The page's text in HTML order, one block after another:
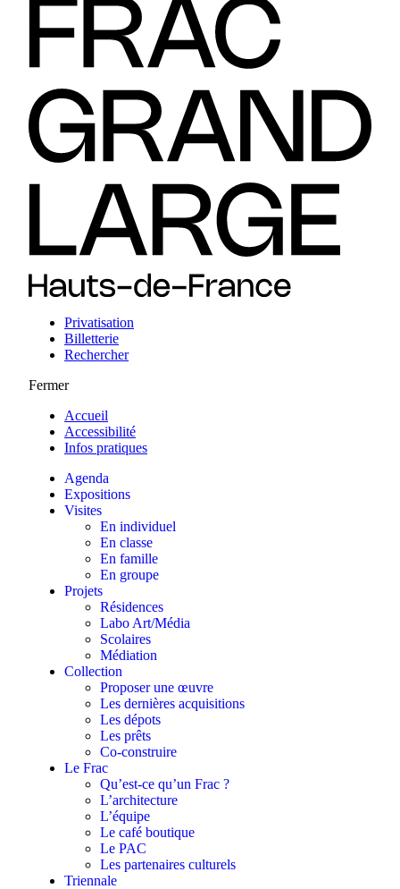
Privatisation
Billetterie
Rechercher
Fermer
Accueil
Accessibilité
Infos pratiques
Agenda
Expositions
Visites
En individuel
En classe
En famille
En groupe
Projets
Résidences
Labo Art/Média
Scolaires
Médiation
Collection
Proposer une œuvre
Les dernières acquisitions
Les dépots
Les prêts
Co-construire
Le Frac
Qu’est-ce qu’un Frac ?
L’architecture
L’équipe
Le café boutique
Le PAC
Les partenaires culturels
Triennale